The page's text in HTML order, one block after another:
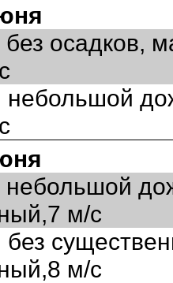
осадков,
м/с
м/с